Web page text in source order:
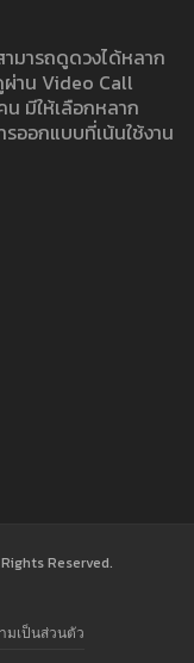
มารถดูดวงได้หลาก
าน Video Call
มีให้เลือกหลาก
ออกแบบที่เน้นใช้งาน
Reserved.
มเป็นส่วนตัว